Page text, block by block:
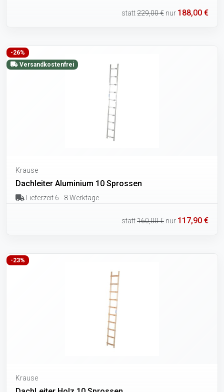
statt229,00 € nur 188,00 €
-26%
Versandkostenfrei
Krause
Dachleiter Aluminium 10 Sprossen
Lieferzeit 6 - 8 Werktage
statt160,00 € nur 117,90 €
-23%
Krause